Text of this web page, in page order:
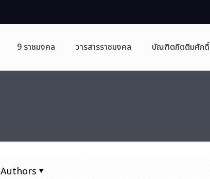
9 ราชมงคล วารสารราชมงคล บัณฑิตกิตติมศักดิ์
Authors